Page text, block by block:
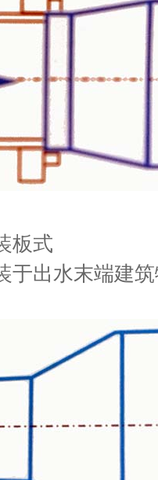
板式
出水末端建筑